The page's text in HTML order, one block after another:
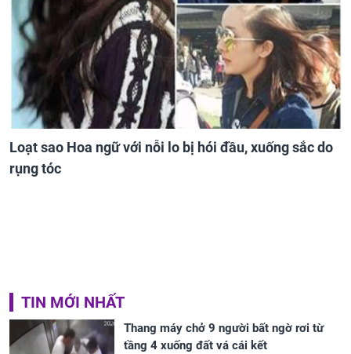
Loạt sao Hoa ngữ với nỗi lo bị hói đầu, xuống sắc do
rụng tóc
TIN MỚI NHẤT
Thang máy chở 9 người bất ngờ rơi từ
tầng 4 xuống đất vá cái kết